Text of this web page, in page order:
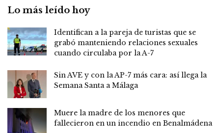
Lo más leído hoy
Identifican a la pareja de turistas que se
grabó manteniendo relaciones sexuales
cuando circulaba por la A-7
Sin AVE y con la AP-7 más cara: así llega la
Semana Santa a Málaga
Muere la madre de los menores que
fallecieron en un incendio en Benalmádena